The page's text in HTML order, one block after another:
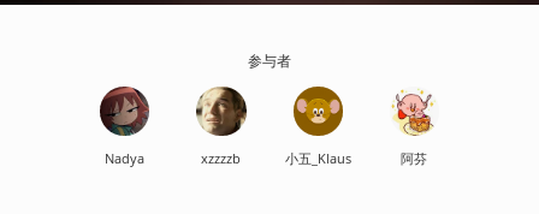
参与者
Nadya xzzzzb 小五_Klaus 阿芬